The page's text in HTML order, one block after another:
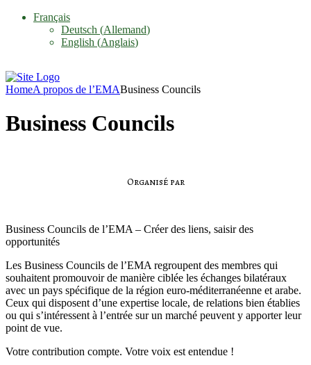
Français
Deutsch (Allemand)
English (Anglais)
HomeA propos de l’EMABusiness Councils
Business Councils
Organisé par
Business Councils de l’EMA – Créer des liens, saisir des
opportunités
Les Business Councils de l’EMA regroupent des membres qui
souhaitent promouvoir de manière ciblée les échanges bilatéraux
avec un pays spécifique de la région euro-méditerranéenne et arabe.
Ceux qui disposent d’une expertise locale, de relations bien établies
ou qui s’intéressent à l’entrée sur un marché peuvent y apporter leur
point de vue.
Votre contribution compte. Votre voix est entendue !